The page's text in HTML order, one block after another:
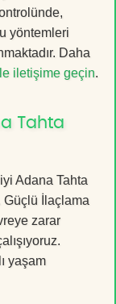
yöntemleri
Daha
iletişime geçin.
Tahta
Adana Tahta
İlaçlama
zarar
yaşam